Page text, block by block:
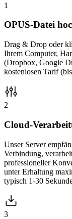
1
OPUS-Datei
Drag & Drop oder
Ihrem Computer,
(Dropbox, Google
kostenlosen Tarif
2
Cloud-
Unser Server
Verbindung,
professioneller
unter Erhaltung
typisch 1-30
3